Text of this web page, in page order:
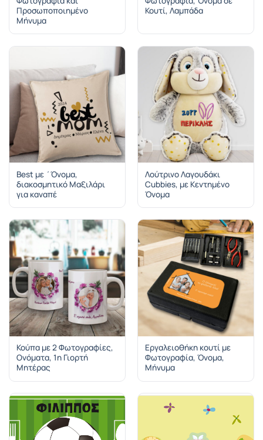
Προσωποποιημένο
Μήνυμα
Κουτί, Λαμπάδα
Best με ΄Όνομα,
διακοσμητικό Μαξιλάρι
για καναπέ
Λούτρινο Λαγουδάκι
Cubbies, με Κεντημένο
Όνομα
Κούπα με 2 Φωτογραφίες,
Ονόματα, 1η Γιορτή
Μητέρας
Εργαλειοθήκη κουτί με
Φωτογραφία, Όνομα,
Μήνυμα